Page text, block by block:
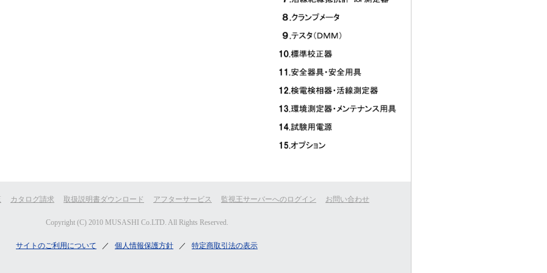
カタログ請求 取扱説明書ダウンロード アフターサービス 監視王サーバーへのログイン お問い合わせ
Copyright (C) 2010 MUSASHI Co.LTD. All Rights Reserved.
サイトのご利用について ／ 個人情報保護方針 ／ 特定商取引法の表示